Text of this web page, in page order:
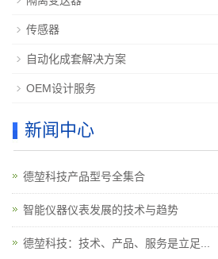
传感器
自动化成套解决方案
OEM设计服务
新闻中心
德堃科技产品型号全集合
智能仪器仪表发展的技术与趋势
德堃科技：技术、产品、服务是立足...